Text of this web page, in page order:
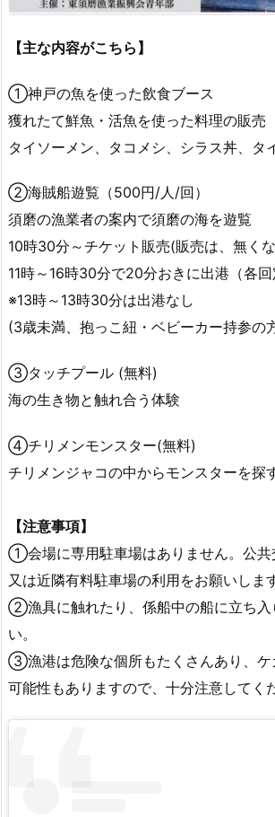
【主な内容がこちら】
①神戸の魚を使った飲食ブース
獲れたて鮮魚・活魚を使った料理の販売
タイソーメン、タコメシ、シラス丼、
②海賊船遊覧（500円/人/回）
須磨の漁業者の案内で須磨の海を遊覧
10時30分～チケット販売(販売は、無くな
11時～16時30分で20分おきに出港（各回
※13時～13時30分は出港なし
(3歳未満、抱っこ紐・ベビーカー持参の
③タッチプール (無料)
海の生き物と触れ合う体験
④チリメンモンスター(無料)
チリメンジャコの中からモンスターを探
【注意事項】
①会場に専用駐車場はありません。公共
又は近隣有料駐車場の利用をお願いします
②漁具に触れたり、係船中の船に立ち入
い。
③漁港は危険な個所もたくさんあり、ケ
可能性もありますので、十分注意してく